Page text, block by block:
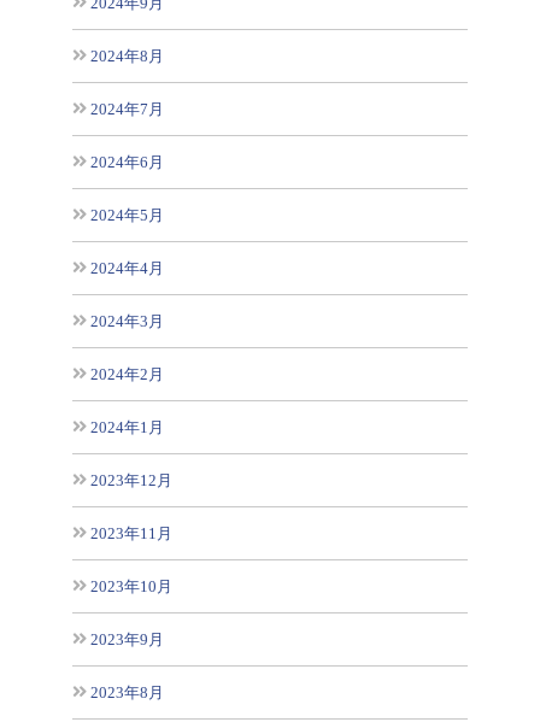
2024年8月
2024年7月
2024年6月
2024年5月
2024年4月
2024年3月
2024年2月
2024年1月
2023年12月
2023年11月
2023年10月
2023年9月
2023年8月